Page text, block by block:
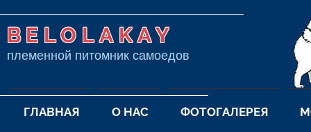
ГЛАВНАЯ О НАС ФОТОГАЛЕРЕЯ
BELOLAKAY
племенной питомник самоедов